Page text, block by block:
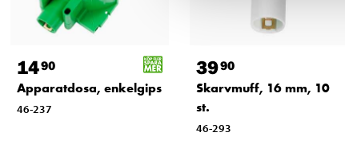
1490
Apparatdosa, enkelgips
46-237
3990
Skarvmuff, 16 mm, 10
st.
46-293